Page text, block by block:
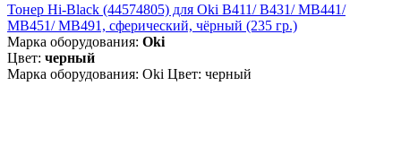
Тонер Hi-Black (44574805) для Oki B411/ B431/ MB441/
MB451/ MB491, сферический, чёрный (235 гр.)
Марка оборудования: Oki
Цвет: черный
Марка оборудования: Oki Цвет: черный